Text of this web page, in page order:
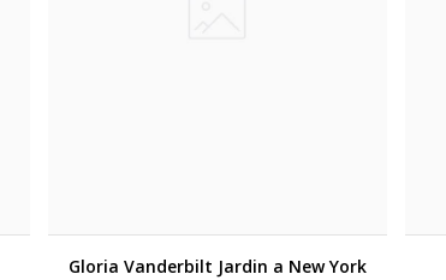
Gloria Vanderbilt Jardin a New York